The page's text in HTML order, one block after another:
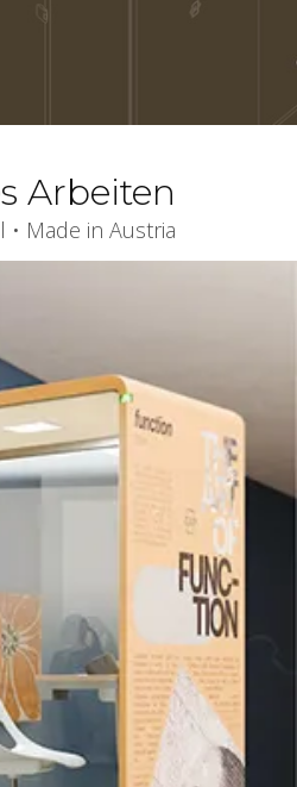
Arbeiten
Made in Austria